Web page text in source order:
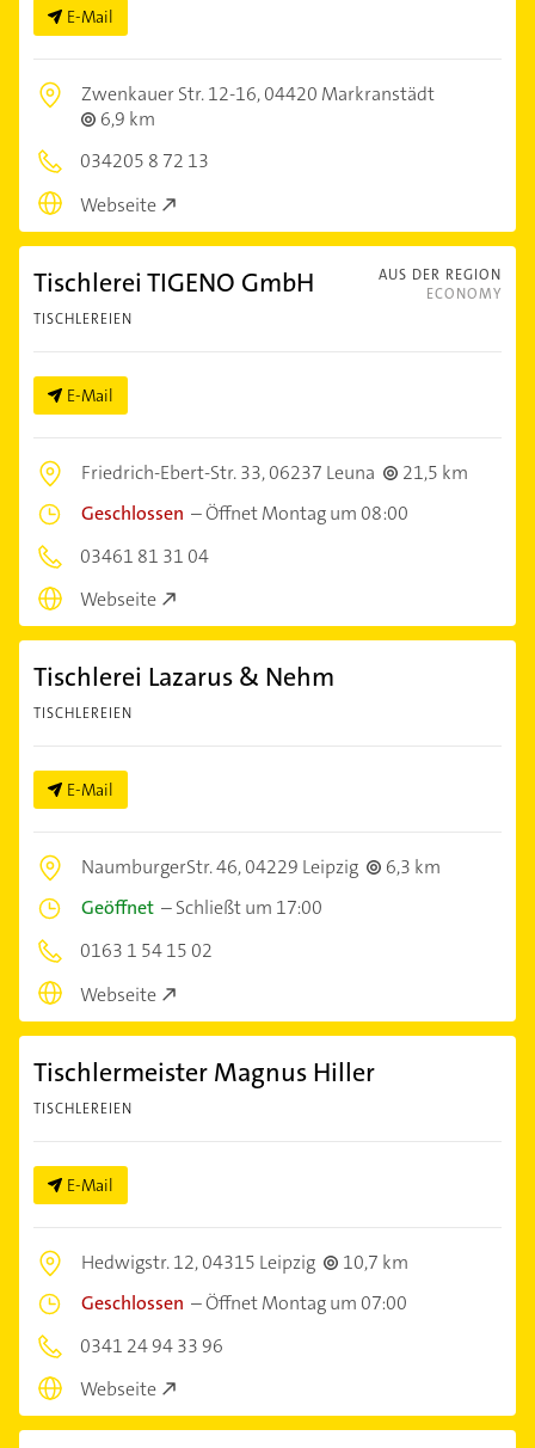
E-Mail
Zwenkauer Str. 12-16,04420 Markranstädt
6,9 km
034205 8 72 13
Webseite
AUS DER REGION
ECONOMY
Tischlerei TIGENO GmbH
TISCHLEREIEN
E-Mail
Friedrich-Ebert-Str. 33,06237 Leuna
21,5 km
Geschlossen –Öffnet Montag um 08:00
03461 81 31 04
Webseite
Tischlerei Lazarus & Nehm
TISCHLEREIEN
E-Mail
NaumburgerStr. 46,04229 Leipzig
6,3 km
Geöffnet –Schließt um 17:00
0163 1 54 15 02
Webseite
Tischlermeister Magnus Hiller
TISCHLEREIEN
E-Mail
Hedwigstr. 12,04315 Leipzig
10,7 km
Geschlossen –Öffnet Montag um 07:00
0341 24 94 33 96
Webseite